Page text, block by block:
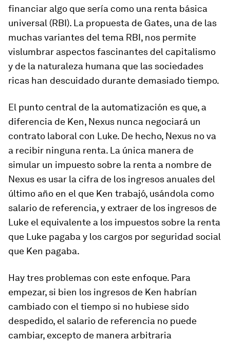
financiar algo que sería como una renta básica
universal (RBI). La propuesta de Gates, una de las
muchas variantes del tema RBI, nos permite
vislumbrar aspectos fascinantes del capitalismo
y de la naturaleza humana que las sociedades
ricas han descuidado durante demasiado tiempo.
El punto central de la automatización es que, a
diferencia de Ken, Nexus nunca negociará un
contrato laboral con Luke. De hecho, Nexus no va
a recibir ninguna renta. La única manera de
simular un impuesto sobre la renta a nombre de
Nexus es usar la cifra de los ingresos anuales del
último año en el que Ken trabajó, usándola como
salario de referencia, y extraer de los ingresos de
Luke el equivalente a los impuestos sobre la renta
que Luke pagaba y los cargos por seguridad social
que Ken pagaba.
Hay tres problemas con este enfoque. Para
empezar, si bien los ingresos de Ken habrían
cambiado con el tiempo si no hubiese sido
despedido, el salario de referencia no puede
cambiar, excepto de manera arbitraria